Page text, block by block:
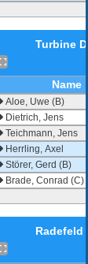
Turbine
Name
Aloe, Uwe (B)
Dietrich, Jens
Teichmann, Jens
Herrling, Axel
Störer, Gerd (B)
Brade, Conrad (C)
Radefeld